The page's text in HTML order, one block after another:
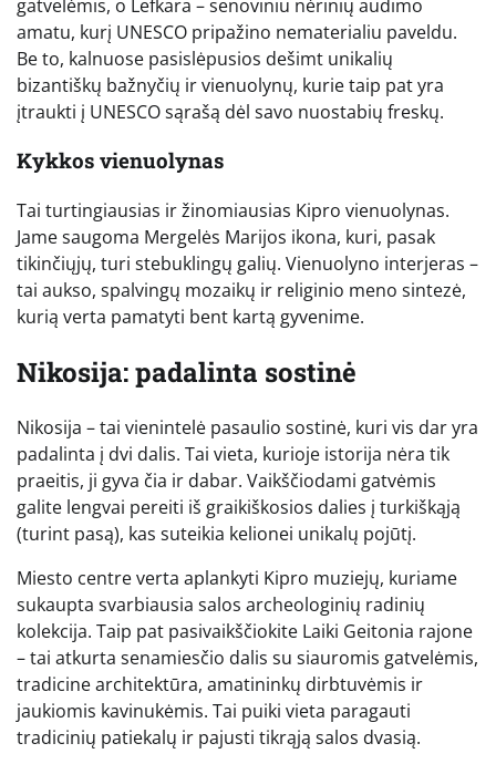
gatvelėmis, o Lefkara – senoviniu nėrinių audimo
amatu, kurį UNESCO pripažino nematerialiu paveldu.
Be to, kalnuose pasislėpusios dešimt unikalių
bizantiškų bažnyčių ir vienuolynų, kurie taip pat yra
įtraukti į UNESCO sąrašą dėl savo nuostabių freskų.
Kykkos vienuolynas
Tai turtingiausias ir žinomiausias Kipro vienuolynas.
Jame saugoma Mergelės Marijos ikona, kuri, pasak
tikinčiųjų, turi stebuklingų galių. Vienuolyno interjeras –
tai aukso, spalvingų mozaikų ir religinio meno sintezė,
kurią verta pamatyti bent kartą gyvenime.
Nikosija: padalinta sostinė
Nikosija – tai vienintelė pasaulio sostinė, kuri vis dar yra
padalinta į dvi dalis. Tai vieta, kurioje istorija nėra tik
praeitis, ji gyva čia ir dabar. Vaikščiodami gatvėmis
galite lengvai pereiti iš graikiškosios dalies į turkiškąją
(turint pasą), kas suteikia kelionei unikalų pojūtį.
Miesto centre verta aplankyti Kipro muziejų, kuriame
sukaupta svarbiausia salos archeologinių radinių
kolekcija. Taip pat pasivaikščiokite Laiki Geitonia rajone
– tai atkurta senamiesčio dalis su siauromis gatvelėmis,
tradicine architektūra, amatininkų dirbtuvėmis ir
jaukiomis kavinukėmis. Tai puiki vieta paragauti
tradicinių patiekalų ir pajusti tikrąją salos dvasią.